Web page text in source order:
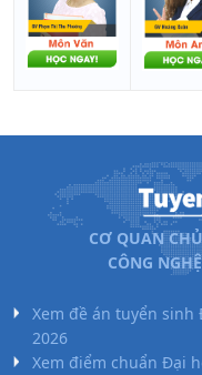
CƠ QUAN
CÔNG
Xem đề án tuyển sinh
2026
Xem điểm chuẩn Đại